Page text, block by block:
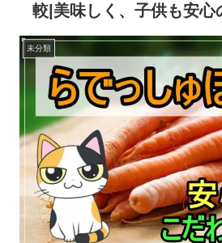
較|美味しく、子供も安心
未分類